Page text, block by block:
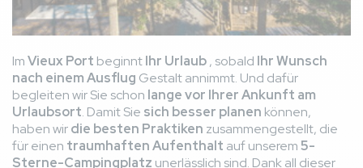
ImVieux Port beginntIhr Urlaub, sobald Ihr Wunsch
nach einem Ausflug Gestalt annimmt. Und dafür
begleiten wir Sie schon lange vor Ihrer Ankunft am
Urlaubsort. Damit Sie sich besser planen können,
haben wirdie besten Praktiken zusammengestellt, die
für einen traumhaften Aufenthalt auf unserem5-
Sterne-Campingplatz unerlässlich sind. Dank all dieser